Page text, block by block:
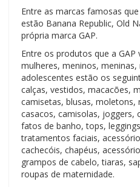
Entre as marcas famosas
estão Banana Republic, Old
própria marca GAP.
Entre os produtos que a GAP
mulheres, meninos,
adolescentes estão os
calças, vestidos, macacões,
camisetas, blusas, moletons,
casacos, camisolas, joggers,
fatos de banho, tops,
tratamentos faciais,
cachecóis, chapéus,
grampos de cabelo, tiaras,
roupas de maternidade.